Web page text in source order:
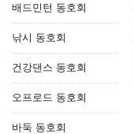
배드민턴 동호회
낚시 동호회
건강댄스 동호회
오프로드 동호회
바둑 동호회